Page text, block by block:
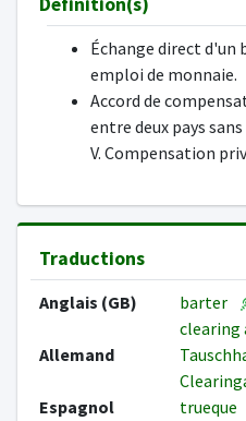
Échange direct d'un
emploi de monnaie.
Accord de
entre deux pays
V. Compensation
Traductions
Anglais (GB)
barter
clearing
Allemand
Espagnol
trueque